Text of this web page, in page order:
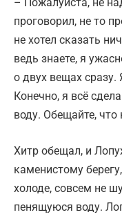
проговорил, не то
не хотел сказать
ведь знаете, я
о двух вещах
Конечно, я всё
воду. Обещайте, что
Хитр обещал, и
каменистому
холоде, совсем не
пенящуюся воду.